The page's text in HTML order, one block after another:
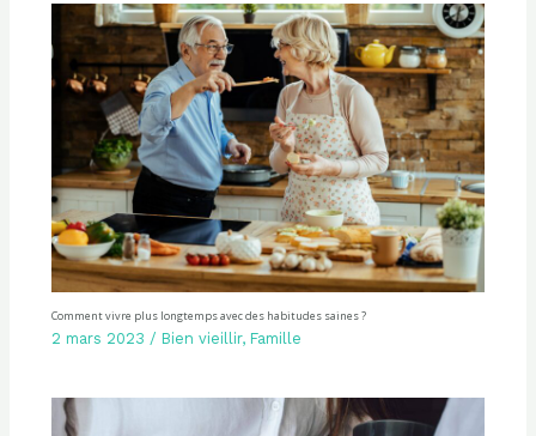
Comment vivre plus longtemps avec des habitudes saines ?
2 mars 2023 / Bien vieillir, Famille